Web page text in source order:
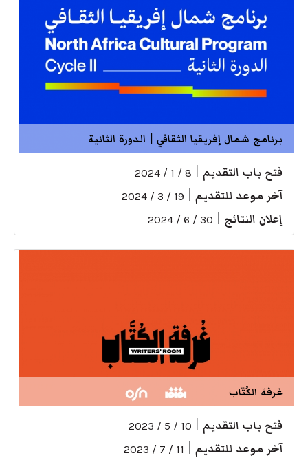
برنامج شمال إفريقيا الثقافي | الدورة الثانية
فتح باب التقديم 8 / 1 / 2024
آخر موعد للتقديم 19 / 3 / 2024
إعلان النتائج 30 / 6 / 2024
غرفة الكُتّاب
فتح باب التقديم 10 / 5 / 2023
آخر موعد للتقديم 11 / 7 / 2023